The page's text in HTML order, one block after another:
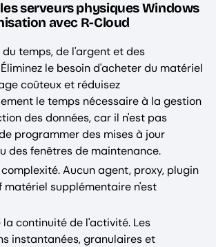
serveurs physiques Windows
avec R-Cloud
du temps, de l'argent et des
le besoin d'acheter du matériel
coûteux et réduisez
le temps nécessaire à la gestion
des données, car il n'est pas
programmer des mises à jour
des fenêtres de maintenance.
Aucun agent, proxy, plugin
matériel supplémentaire n'est
continuité de l'activité. Les
instantanées, granulaires et